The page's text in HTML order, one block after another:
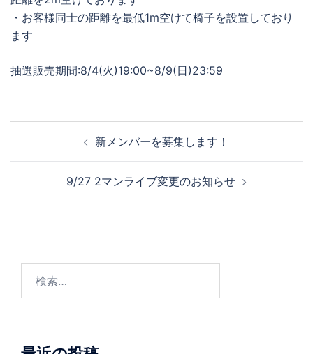
・お客様同士の距離を最低1m空けて椅子を設置しており
ます
抽選販売期間:8/4(火)19:00~8/9(日)23:59
新メンバーを募集します！
9/27 2マンライブ変更のお知らせ